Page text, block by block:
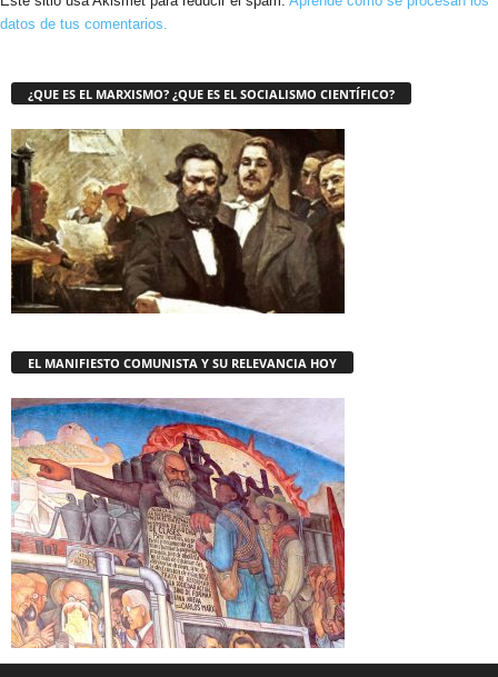
datos de tus comentarios.
¿QUE ES EL MARXISMO? ¿QUE ES EL SOCIALISMO CIENTÍFICO?
EL MANIFIESTO COMUNISTA Y SU RELEVANCIA HOY